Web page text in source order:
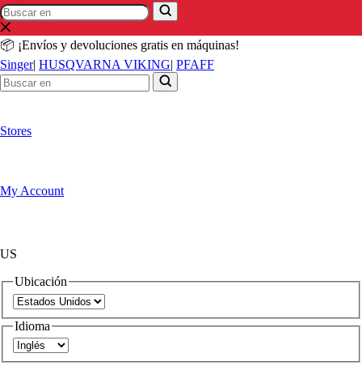
Buscar
en
Buscar
en
📦 ¡Envíos y devoluciones gratis en máquinas!
Singer| HUSQVARNA VIKING| PFAFF
Stores
My Account
US
Ubicación
Idioma